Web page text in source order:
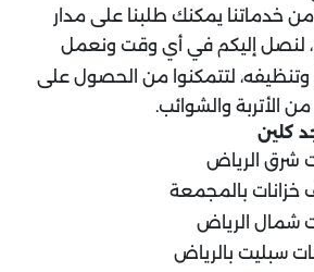
خدماتنا يمكنك طلبنا على مدار
لنصل إليكم في أي وقت ونعمل
لتتمكنوا من الحصول على
الأتربة والشوائب.
كلين
شرق الرياض
بالمجمعة
شمال الرياض
سبليت بالرياض